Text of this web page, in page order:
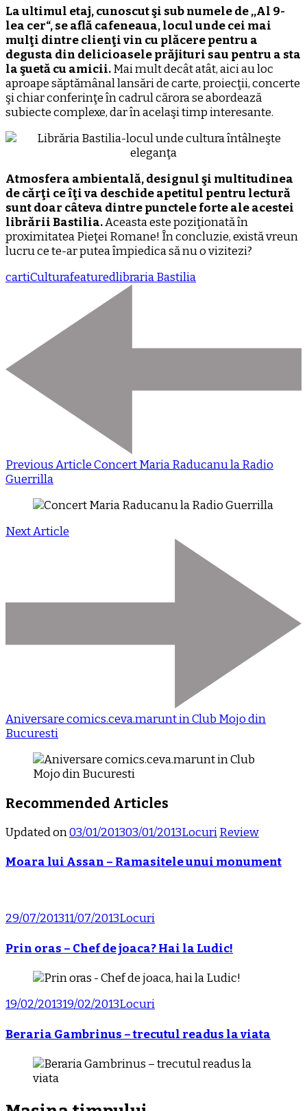
La ultimul etaj, cunoscut şi sub numele de ,,Al 9-
lea cer“, se află cafeneaua, locul unde cei mai
mulţi dintre clienţi vin cu plăcere pentru a
degusta din delicioasele prăjituri sau pentru a sta
la şuetă cu amicii.Mai mult decât atât, aici au loc
aproape săptămânal lansări de carte, proiecţii, concerte
şi chiar conferinţe în cadrul cărora se abordează
subiecte complexe, dar în acelaşi timp interesante.
Atmosfera ambientală, designul şi multitudinea
de cărţi ce îţi va deschide apetitul pentru lectură
sunt doar câteva dintre punctele forte ale acestei
librării Bastilia.Aceasta este poziţionată în
proximitatea Pieţei Romane! În concluzie, există vreun
lucru ce te-ar putea împiedica să nu o vizitezi?
cartiCulturafeaturedlibraria Bastilia
Previous ArticleConcert Maria Raducanu la Radio
Guerrilla
Next Article
Aniversare comics.ceva.marunt in Club Mojo din
Bucuresti
Recommended Articles
Updated on03/01/201303/01/2013LocuriReview
Moara lui Assan – Ramasitele unui monument
29/07/201311/07/2013Locuri
Prin oras – Chef de joaca? Hai la Ludic!
19/02/201319/02/2013Locuri
Beraria Gambrinus – trecutul readus la viata